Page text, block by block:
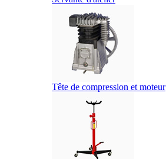
Tête de compression et moteur